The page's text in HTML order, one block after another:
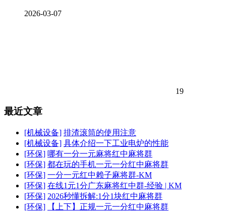
2026-03-07
19
最近文章
[机械设备] 排渣滚筒的使用注意
[机械设备] 具体介绍一下工业电炉的性能
[环保] 哪有一分一元麻将红中麻将群
[环保] 都在玩的手机一元一分红中麻将群
[环保] 一分一元红中赖子麻将群-KM
[环保] 在线1元1分广东麻将红中群-经验 | KM
[环保] 2026秒懂拆解:1分1块红中麻将群
[环保]
【上下】正规一元一分红中麻将群